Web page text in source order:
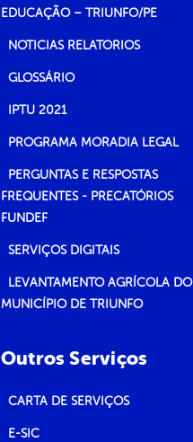
EDUCAÇÃO – TRIUNFO/PE
NOTICIAS RELATORIOS
GLOSSÁRIO
IPTU 2021
PROGRAMA MORADIA LEGAL
PERGUNTAS E RESPOSTAS
FREQUENTES - PRECATÓRIOS
FUNDEF
SERVIÇOS DIGITAIS
LEVANTAMENTO AGRÍCOLA DO
MUNICÍPIO DE TRIUNFO
Outros Serviços
CARTA DE SERVIÇOS
E-SIC